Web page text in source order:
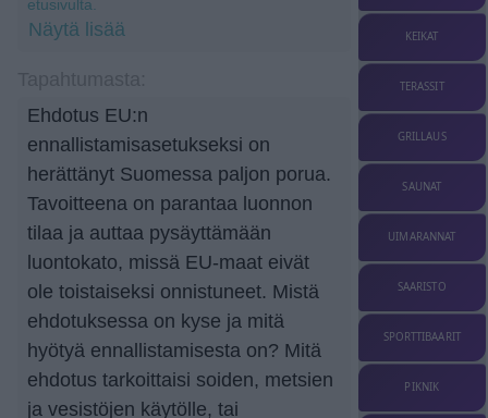
etusivulta.
Näytä lisää
Ehdotus EU:n
ennallistamisasetukseksi on
herättänyt Suomessa paljon porua.
Tavoitteena on parantaa luonnon
tilaa ja auttaa pysäyttämään
luontokato, missä EU-maat eivät
ole toistaiseksi onnistuneet. Mistä
ehdotuksessa on kyse ja mitä
hyötyä ennallistamisesta on? Mitä
ehdotus tarkoittaisi soiden, metsien
ja vesistöjen käytölle, tai
KEIKAT
TERASSIT
GRILLAUS
SAUNAT
UIMARANNAT
SAARISTO
SPORTTIBAARIT
PIKNIK